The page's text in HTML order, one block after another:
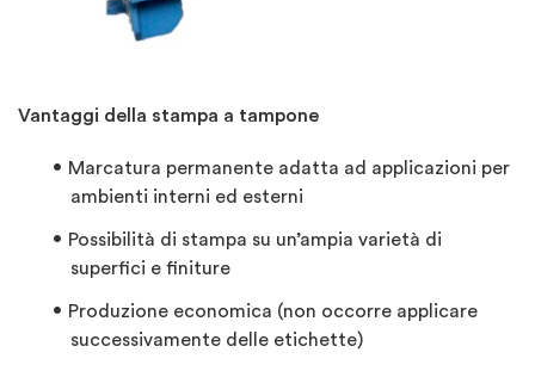
Vantaggi della stampa a tampone
Marcatura permanente adatta ad applicazioni per
ambienti interni ed esterni
Possibilità di stampa su un’ampia varietà di
superfici e finiture
Produzione economica (non occorre applicare
successivamente delle etichette)